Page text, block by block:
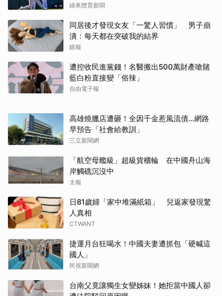
緯來體育新聞
同居後才發現女友「一驚人習慣」 男子崩
潰：每天都在突破我的結界
鏡報
遭控收民進黨錢！名醫搬出500萬財產嗆賭
藍白粉直接變「俗辣」
自由電子報
高雄燒臘店遭砸！全因千金惹風流債…網路
早預告「社會給教訓」
三立新聞網
「航空母艦級」超級貨櫃輪 在中國舟山海
岸觸礁沉沒中
太報
日81歲婦「家中堆滿紙箱」 兒返家發現驚
人真相
CTWANT
捷運月台狂喝水！中國夫妻遭抓包「硬喊這
國人」
民視新聞網
台南父竟讓獨生女變姊妹！她拒當中國人卻